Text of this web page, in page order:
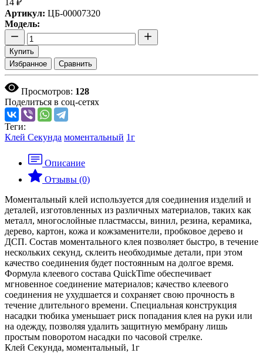
Артикул: ЦБ-00007320
Модель:
Купить
Избранное
Сравнить
Просмотров: 128
Поделиться в соц-сетях
Теги:
Клей Секунда моментальный 1г
Описание
Отзывы (0)
Моментальный клей используется для соединения изделий и
деталей, изготовленных из различных материалов, таких как
металл, многослойные пластмассы, винил, резина, керамика,
дерево, картон, кожа и кожзаменители, пробковое дерево и
ДСП. Состав моментального клея позволяет быстро, в течение
нескольких секунд, склеить необходимые детали, при этом
качество соединения будет постоянным на долгое время.
Формула клеевого состава QuickTime обеспечивает
мгновенное соединение материалов; качество клеевого
соединения не ухудшается и сохраняет свою прочность в
течение длительного времени. Специальная конструкция
насадки тюбика уменьшает риск попадания клея на руки или
на одежду, позволяя удалить защитную мембрану лишь
простым поворотом насадки по часовой стрелке.
Клей Секунда, моментальный, 1г